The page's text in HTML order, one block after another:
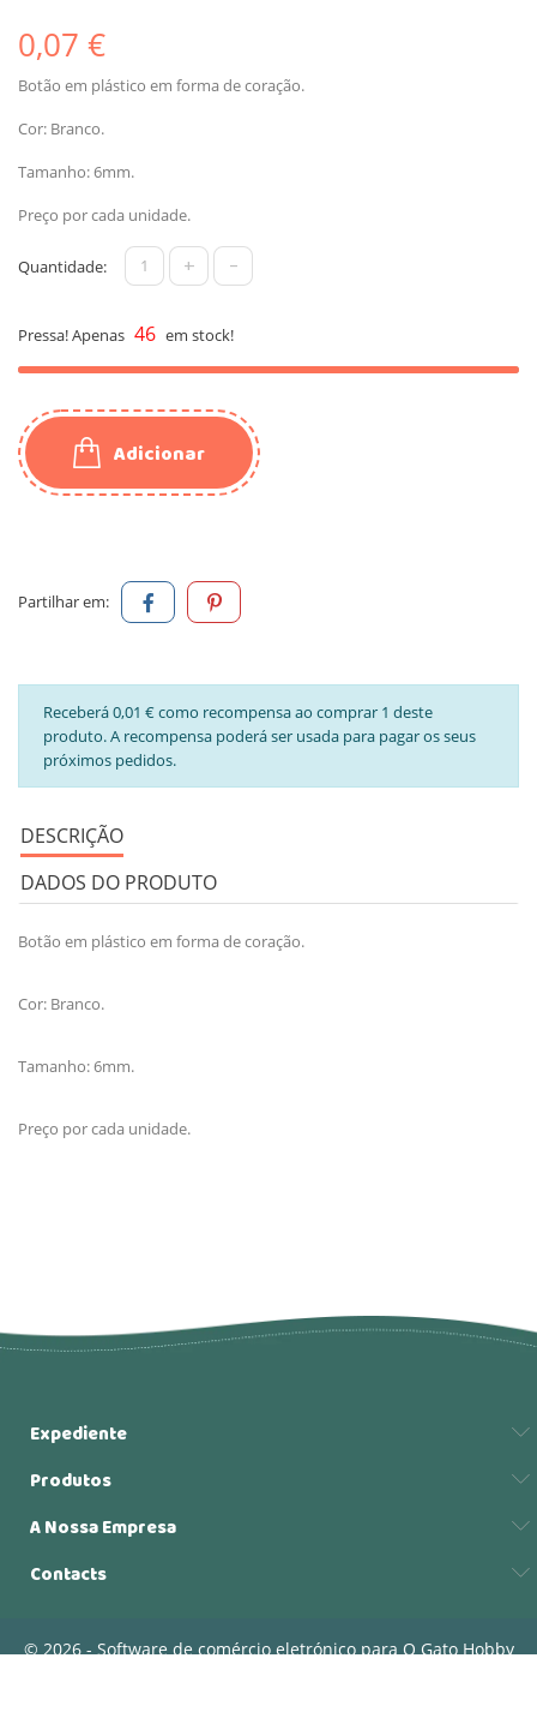
0,07 €
Botão em plástico em forma de coração.
Cor: Branco.
Tamanho: 6mm.
Preço por cada unidade.
Quantidade: + -
Pressa! Apenas 46 em stock!
Adicionar
Partilhar em:
Receberá 0,01 € como recompensa ao comprar 1 deste
produto. A recompensa poderá ser usada para pagar os seus
próximos pedidos.
DESCRIÇÃO
DADOS DO PRODUTO
Botão em plástico em forma de coração.
Cor: Branco.
Tamanho: 6mm.
Preço por cada unidade.
Expediente
Produtos
A Nossa Empresa
Contacts
© 2026 - Software de comércio eletrónico para O Gato Hobby